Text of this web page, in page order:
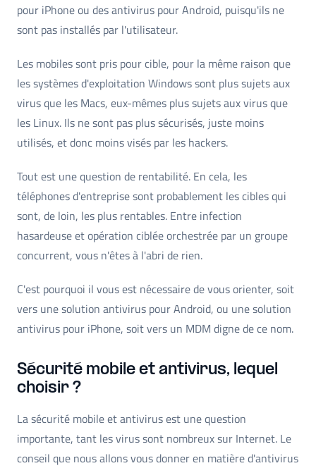
pour iPhone ou des antivirus pour Android, puisqu'ils ne
sont pas installés par l'utilisateur.
Les mobiles sont pris pour cible, pour la même raison que
les systèmes d'exploitation Windows sont plus sujets aux
virus que les Macs, eux-mêmes plus sujets aux virus que
les Linux. Ils ne sont pas plus sécurisés, juste moins
utilisés, et donc moins visés par les hackers.
Tout est une question de rentabilité. En cela, les
téléphones d'entreprise sont probablement les cibles qui
sont, de loin, les plus rentables. Entre infection
hasardeuse et opération ciblée orchestrée par un groupe
concurrent, vous n'êtes à l'abri de rien.
C'est pourquoi il vous est nécessaire de vous orienter, soit
vers une solution antivirus pour Android, ou une solution
antivirus pour iPhone, soit vers un MDM digne de ce nom.
Sécurité mobile et antivirus, lequel
choisir ?
La sécurité mobile et antivirus est une question
importante, tant les virus sont nombreux sur Internet. Le
conseil que nous allons vous donner en matière d'antivirus